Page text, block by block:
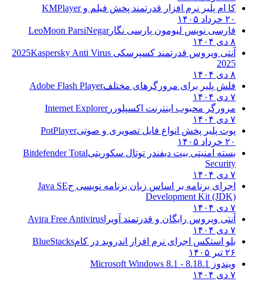
کا ام پلیر نرم افزار قدرتمند پخش فیلم وKMPlayer
۲۰ خرداد ۱۴۰۵
فارسی نویس لیومون پارسی نگارLeoMoon ParsiNegar
۸ دی ۱۴۰۴
آنتی ویروس قدرتمند کسپرسکی 2025 Kaspersky Anti Virus
2025
۸ دی ۱۴۰۴
فلش پلیر برای مرورگرهای مختلفAdobe Flash Player
۷ دی ۱۴۰۴
مرورگر محبوب اینترنت اکسپلوررInternet Explorer
۷ دی ۱۴۰۴
پوت پلیر پخش انواع فایل تصویری و صوتیPotPlayer
۲۰ خرداد ۱۴۰۵
بسته امنیتی بیت دیفندر توتال سکوریتیBitdefender Total
Security
۷ دی ۱۴۰۴
اجرای برنامه بر اساس زبان برنامه نویسی جJava SE
Development Kit (JDK)
۷ دی ۱۴۰۴
آنتی ویروس رایگان و قدرتمند آویرا Avira Free Antivirus
۷ دی ۱۴۰۴
بلو استکس اجرای نرم افزار اندروید در کامBlueStacks
۲۶ تیر ۱۴۰۵
ویندوز 8.1
8.1 - Microsoft Windows 8.1
۷ دی ۱۴۰۴